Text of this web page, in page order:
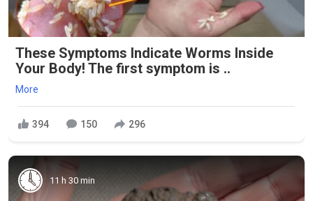
These Symptoms Indicate Worms Inside
Your Body! The first symptom is ..
More
394 150 296
11 h 30 min